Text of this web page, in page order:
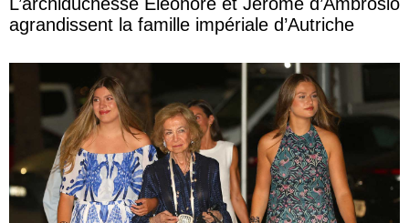
agrandissent la famille impériale d’Autriche